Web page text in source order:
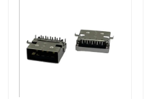
Productos